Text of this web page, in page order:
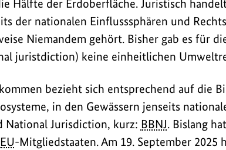
Hälfte der Erdoberfläche. Juristisch
der nationalen Einflusssphären und
Niemandem gehört. Bisher gab es für
juristdiction) keine einheitlichen
bezieht sich entsprechend auf die
in den Gewässern jenseits
National Jurisdiction, kurz: BBNJ. Bislang
EU-Mitgliedstaaten. Am 19. September 2025